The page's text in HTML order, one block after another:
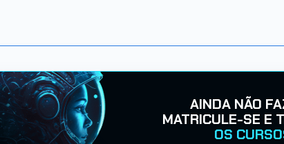
AINDA NÃO
MATRICULE-SE E
OS